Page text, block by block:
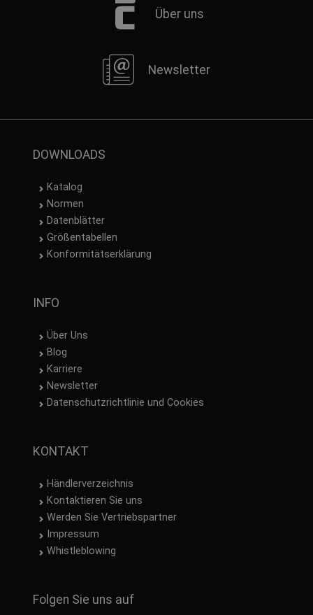
Über uns
Newsletter
DOWNLOADS
Katalog
Normen
Datenblätter
Größentabellen
Konformitätserklärung
INFO
Über Uns
Blog
Karriere
Newsletter
Datenschutzrichtlinie und Cookies
KONTAKT
Händlerverzeichnis
Kontaktieren Sie uns
Werden Sie Vertriebspartner
Impressum
Whistleblowing
Folgen Sie uns auf